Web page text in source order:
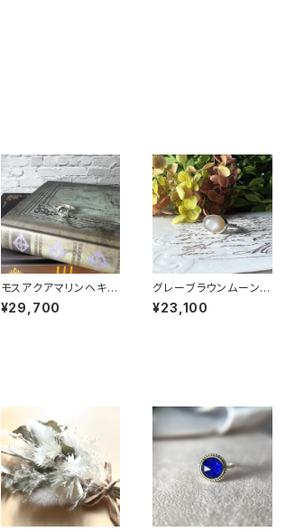
モスアクアマリンヘキサ
ゴンリング RG25-25
7
¥29,700
グレーブラウンムーンス
トーンリング RG24-2
48
¥23,100